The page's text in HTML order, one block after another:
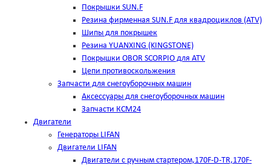
Покрышки SUN.F
Резина фирменная SUN.F для квадроциклов (АТV)
Шипы для покрышек
Резина YUANXING (KINGSTONE)
Покрышки OBOR SCORPIO для ATV
Цепи противоскольжения
Запчасти для снегоуборочных машин
Аксессуары для снегоуборочных машин
Запчасти КСМ24
Двигатели
Генераторы LIFAN
Двигатели LIFAN
Двигатели с ручным стартером,170F-D-TR,170F-